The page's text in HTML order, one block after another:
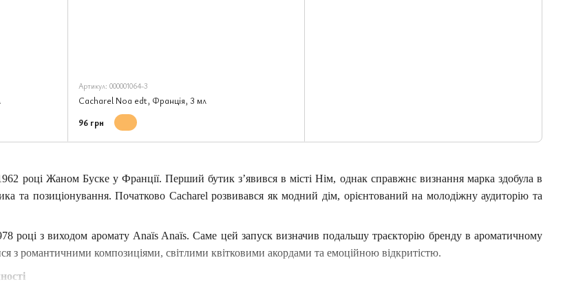
році Жаном Буске у Франції. Перший бутик з’явився в місті Нім, однак справжнє визнання марка здобула в
та позиціонування. Початково Cacharel розвивався як модний дім, орієнтований на молодіжну аудиторію та
році з виходом аромату Anaïs Anaïs. Саме цей запуск визначив подальшу траєкторію бренду в ароматичному
з романтичними композиціями, світлими квітковими акордами та емоційною відкритістю.
Артикул: 000001064-3
Cacharel Noa edt, Франція, 3 мл
96 грн